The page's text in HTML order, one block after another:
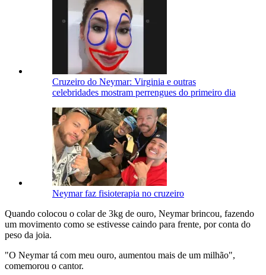
Cruzeiro do Neymar: Virginia e outras
celebridades mostram perrengues do primeiro dia
Neymar faz fisioterapia no cruzeiro
Quando colocou o colar de 3kg de ouro, Neymar brincou, fazendo
um movimento como se estivesse caindo para frente, por conta do
peso da joia.
"O Neymar tá com meu ouro, aumentou mais de um milhão",
comemorou o cantor.